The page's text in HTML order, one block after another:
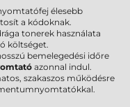
élesebb
a kódoknak.
tonerek használata
költséget.
bemelegedési időre
azonnal indul.
szakaszos működésre